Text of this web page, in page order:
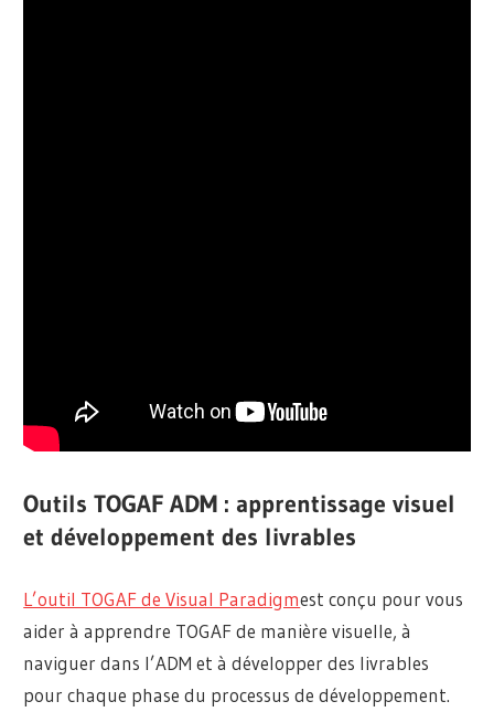
Outils TOGAF ADM : apprentissage visuel
et développement des livrables
L’outil TOGAF de Visual Paradigmest conçu pour vous
aider à apprendre TOGAF de manière visuelle, à
naviguer dans l’ADM et à développer des livrables
pour chaque phase du processus de développement.